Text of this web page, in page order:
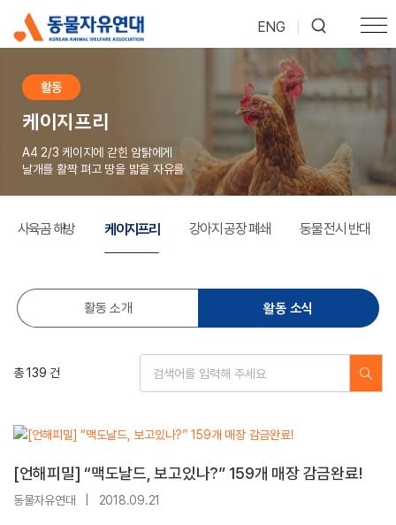
ENG
활동
케이지프리
A4 2/3 케이지에 갇힌 암탉에게
날개를 활짝 펴고 땅을 밟을 자유를
사육곰 해방 케이지프리 강아지 공장 폐쇄 동물 전시 반대
활동 소개 활동 소식
총 139 건
[언해피밀] “맥도날드, 보고있나?” 159개 매장 감금완료!
동물자유연대 2018.09.21